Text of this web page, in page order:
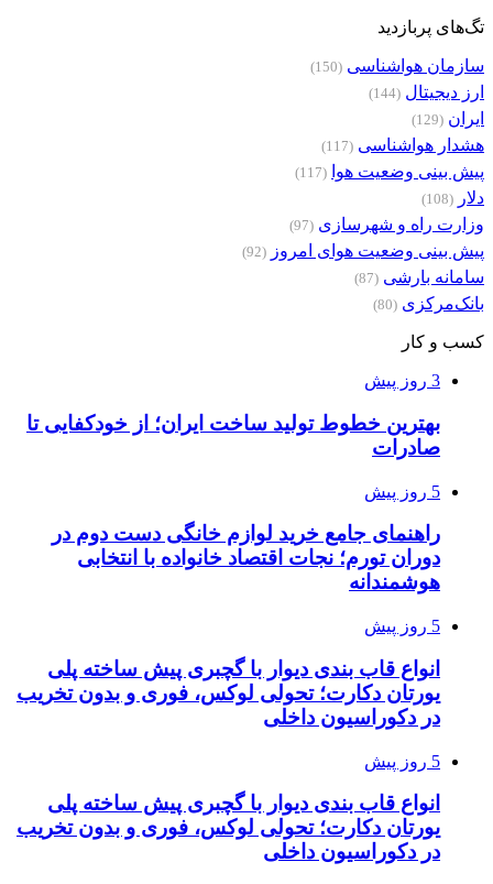
تگ‌های پربازدید
سازمان هواشناسی (150)
ارز دیجیتال (144)
ایران (129)
هشدار هواشناسی (117)
پیش بینی وضعیت هوا (117)
دلار (108)
وزارت راه و شهرسازی (97)
پیش بینی وضعیت هوای امروز (92)
سامانه بارشی (87)
بانک‌مرکزی (80)
کسب و کار
3 روز پیش
بهترین خطوط تولید ساخت ایران؛ از خودکفایی تا
صادرات
5 روز پیش
راهنمای جامع خرید لوازم خانگی دست دوم در
دوران تورم؛ نجات اقتصاد خانواده با انتخابی
هوشمندانه
5 روز پیش
انواع قاب بندی دیوار با گچبری پیش ساخته پلی
یورتان دکارت؛ تحولی لوکس، فوری و بدون تخریب
در دکوراسیون داخلی
5 روز پیش
انواع قاب بندی دیوار با گچبری پیش ساخته پلی
یورتان دکارت؛ تحولی لوکس، فوری و بدون تخریب
در دکوراسیون داخلی